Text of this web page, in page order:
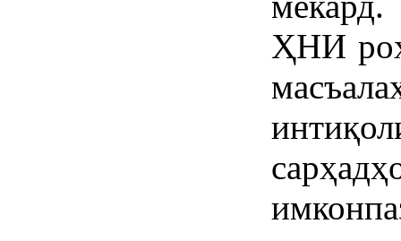
ҲНИ